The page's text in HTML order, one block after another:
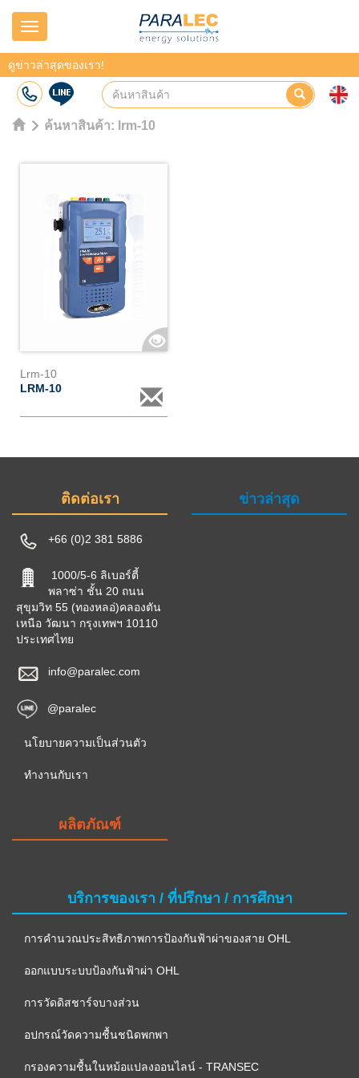
Navigation
ดูข่าวล่าสุดของเรา!
ค้นหาสินค้า: lrm-10
Lrm-10
LRM-10
ติดต่อเรา
+66 (0)2 381 5886
1000/5-6 ลิเบอร์ตี้
พลาซ่า ชั้น 20 ถนน
สุขุมวิท 55 (ทองหลอ่)คลองตัน
เหนือ วัฒนา กรุงเทพฯ 10110
ประเทศไทย
info@paralec.com
@paralec
นโยบายความเป็นส่วนตัว
ทำงานกับเรา
ข่าวล่าสุด
ผลิตภัณฑ์
บริการของเรา / ที่ปรึกษา / การศึกษา
การคำนวณประสิทธิภาพการป้องกันฟ้าผ่าของสาย OHL
ออกแบบระบบป้องกันฟ้าผ่า OHL
การวัดดิสชาร์จบางส่วน
อปกรณ์วัดความชื้นชนิดพกพา
กรองความชื้นในหม้อแปลงออนไลน์ - TRANSEC